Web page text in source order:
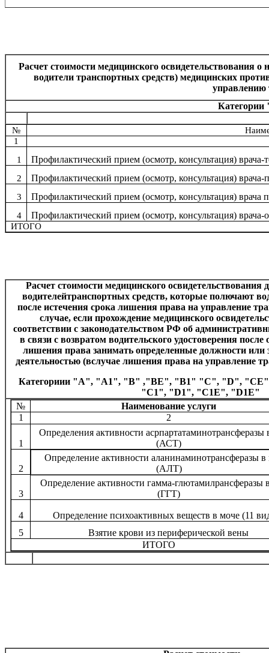
Расчет стоимости медицинского освидетельствования
водители транспортных средств) медицинских
управлению
№
1
1
Профилактический прием (осмотр, консультация) врача-
2 Профилактический прием (осмотр, консультация) врача-
3 Профилактический прием (осмотр, консультация) врача
4 Профилактический прием (осмотр, консультация) врача-
ИТОГО
Расчет стоимости медицинского освидетельствования
водителейтранспортных средств, которыеполючают
после истечения срока лишения права на управление
случае, если прохождение медицинского
соответствии с законодательством РФ об
в связи с возвратом водительского удостоверения
лишения права занимать определенные должности или
деятельностью (вслучае лишения права на управление
Категориии "А", "А1", "В" ,"ВЕ", "В1" "C", "D", "CE
"C1", "D1", "C1E", "D1E"
№
Наименование услуги
1
2
1
Определения активности асрпартатаминотрансферазы
(АСТ)
2
Определение активности аланинаминотрансферазы в
(АЛТ)
3
Определение активности гамма-глютамилрансферазы
(ГГТ)
4
Определение психоактивных веществ в моче (11
5
Взятие крови из периферической вены
ИТОГО